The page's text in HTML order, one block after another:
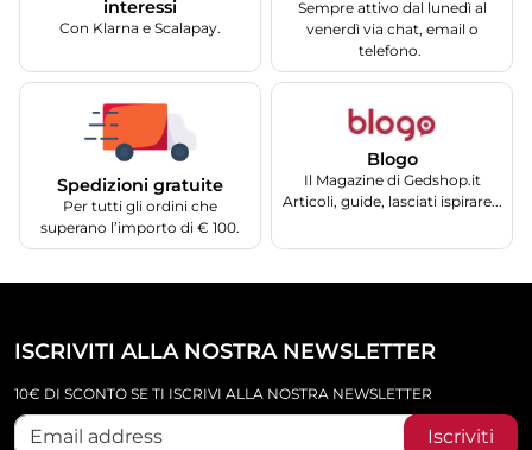
interessi
Con Klarna e Scalapay.
Sempre attivo dal lunedì al
venerdì via chat, email o
telefono.
Spedizioni gratuite
Per tutti gli ordini che
superano l’importo di € 100.
Blogo
Il Magazine di Gedshop.it
Articoli, guide, lasciati ispirare...
ISCRIVITI ALLA NOSTRA NEWSLETTER
10€ DI SCONTO SE TI ISCRIVI ALLA NOSTRA NEWSLETTER
Iscriviti